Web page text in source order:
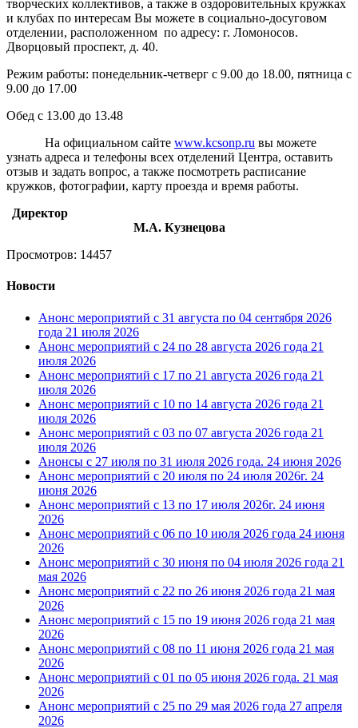
творческих коллективов, а также в оздоровительных кружках
и клубах по интересам Вы можете в социально-досуговом
отделении, расположенном по адресу: г. Ломоносов.
Дворцовый проспект, д. 40.
Режим работы: понедельник-четверг с 9.00 до 18.00, пятница с
9.00 до 17.00
Обед с 13.00 до 13.48
На официальном сайте www.kcsonp.ru вы можете
узнать адреса и телефоны всех отделений Центра, оставить
отзыв и задать вопрос, а также посмотреть расписание
кружков, фотографии, карту проезда и время работы.
Директор
М.А. Кузнецова
Просмотров: 14457
Новости
Анонс мероприятий с 31 августа по 04 сентября 2026
года 21 июля 2026
Анонс мероприятий с 24 по 28 августа 2026 года 21
июля 2026
Анонс мероприятий с 17 по 21 августа 2026 года 21
июля 2026
Анонс мероприятий с 10 по 14 августа 2026 года 21
июля 2026
Анонс мероприятий с 03 по 07 августа 2026 года 21
июля 2026
Анонсы с 27 июля по 31 июля 2026 года. 24 июня 2026
Анонс мероприятий с 20 июля по 24 июля 2026г. 24
июня 2026
Анонс мероприятий с 13 по 17 июля 2026г. 24 июня
2026
Анонс мероприятий с 06 по 10 июля 2026 года 24 июня
2026
Анонс мероприятий с 30 июня по 04 июля 2026 года 21
мая 2026
Анонс мероприятий с 22 по 26 июня 2026 года 21 мая
2026
Анонс мероприятий с 15 по 19 июня 2026 года 21 мая
2026
Анонс мероприятий с 08 по 11 июня 2026 года 21 мая
2026
Анонс мероприятий с 01 по 05 июня 2026 года. 21 мая
2026
Анонс мероприятий с 25 по 29 мая 2026 года 27 апреля
2026